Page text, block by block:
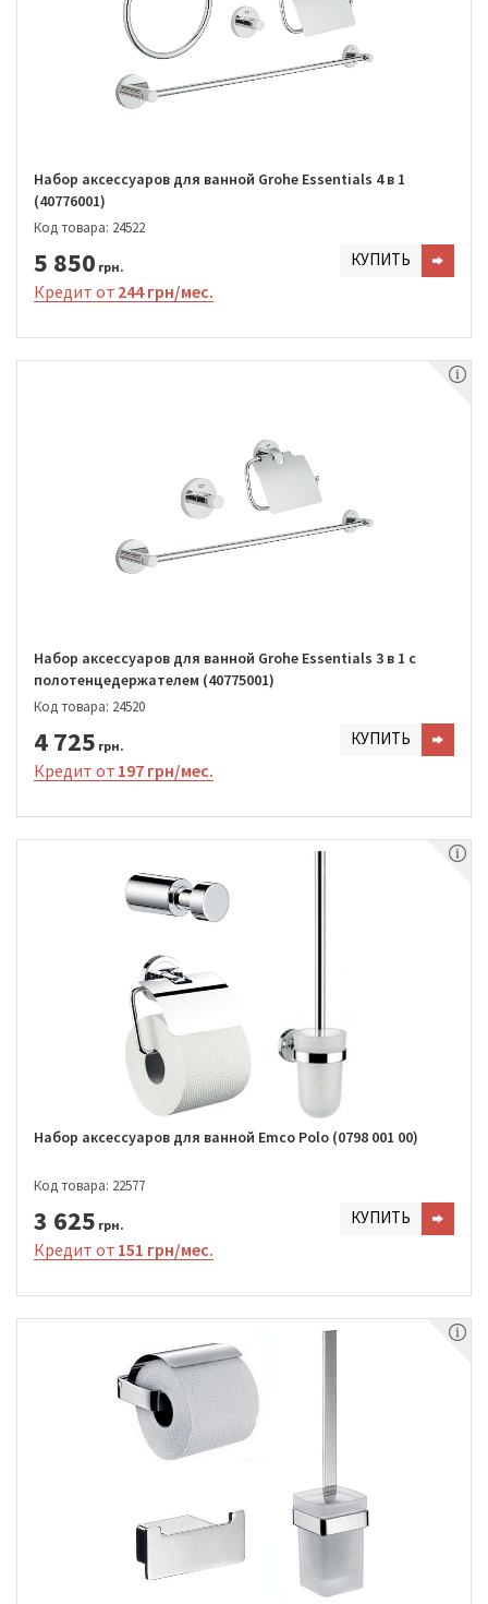
Набор аксессуаров для ванной Grohe Essentials 4 в 1
(40776001)
Код товара: 24522
5 850 грн. КУПИТЬ
Кредит от 244 грн/мес.
Набор аксессуаров для ванной Grohe Essentials 3 в 1 с
полотенцедержателем (40775001)
Код товара: 24520
4 725 грн. КУПИТЬ
Кредит от 197 грн/мес.
Набор аксессуаров для ванной Emco Polo (0798 001 00)
Код товара: 22577
3 625 грн. КУПИТЬ
Кредит от 151 грн/мес.